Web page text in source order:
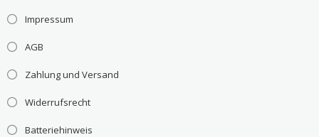
Impressum
AGB
Zahlung und Versand
Widerrufsrecht
Batteriehinweis